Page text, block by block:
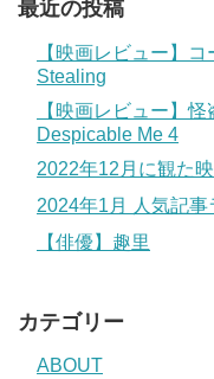
最近の投稿
【映画レビュー】
Stealing
【映画レビュー】
Despicable Me 4
2022年12月に観た
2024年1月 人気記事
【俳優】趣里
カテゴリー
ABOUT